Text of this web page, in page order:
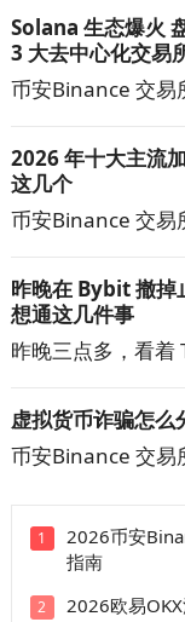
Solana 生态爆火
3 大去中心化交易
币安Binance 交
2026 年十大主流
这几个
币安Binance 交
昨晚在 Bybit 撤掉
想通这几件事
昨晚三点多，看
虚拟货币诈骗怎么
币安Binance 交
1
2026币安
指南
2 2026欧易